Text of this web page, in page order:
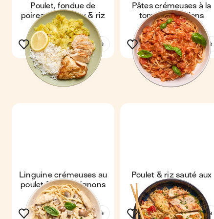
Poulet, fondue de
poireaux au curry & riz
Voir la recette
Pâtes crémeuses à la
tomate & lardons
Voir la recette
Linguine crémeuses au
poulet & champignons
Voir la recette
Poulet & riz sauté aux
légumes
Voir la recette